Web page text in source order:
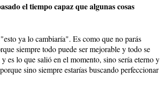
el tiempo capaz que algunas cosas
ya lo cambiaría". Es como que no parás
siempre todo puede ser mejorable y todo se
es lo que salió en el momento, sino sería eterno y
sino siempre estarías buscando perfeccionar